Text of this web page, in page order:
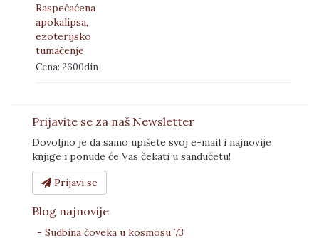
Raspečaćena
apokalipsa,
ezoterijsko
tumačenje
Cena: 2600din
Prijavite se za naš Newsletter
Dovoljno je da samo upišete svoj e-mail i najnovije
knjige i ponude će Vas čekati u sandučetu!
Prijavi se
Blog najnovije
- Sudbina čoveka u kosmosu 73